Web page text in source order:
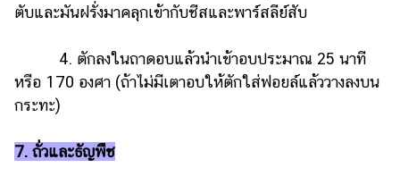
ตับและมันฝรั่งมาคลุกเข้ากับชีสและพาร์สลีย์สับ
4. ตักลงในถาดอบแล้วนำเข้าอบประมาณ 25 นาที
หรือ 170 องศา (ถ้าไม่มีเตาอบให้ตักใส่ฟอยล์แล้ววางลงบน
กระทะ)
7. ถั่วและธัญพืช